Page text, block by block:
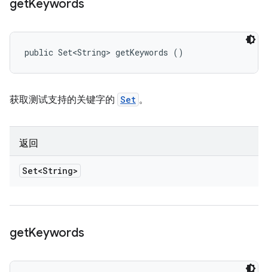
getKeywords
public Set<String> getKeywords ()
获取测试支持的关键字的 Set 。
返回
Set<String>
getKeywords